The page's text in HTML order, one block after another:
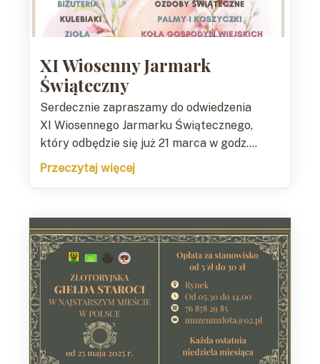
XI Wiosenny Jarmark
Świąteczny
Serdecznie zapraszamy do odwiedzenia
XI Wiosennego Jarmarku Świątecznego,
który odbędzie się już 21 marca w godz....
Przeczytaj więcej